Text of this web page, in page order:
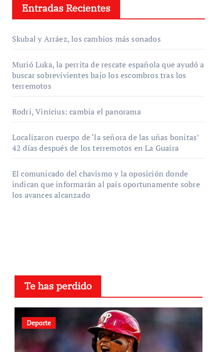
Entradas Recientes
Skubal y Arráez, los cambios más sonados
Murió Luka, la perrita de rescate española que ayudó a
buscar sobrevivientes bajo los escombros tras los
terremotos
Rodri, Vinícius: cambia el panorama
Localizaron cuerpo de ‘la señora de las uñas bonitas’
42 días después de los terremotos en La Guaira
El comunicado del chavismo y la oposición donde
indican que informarán al país oportunamente sobre
los avances alcanzado
Te has perdido
Deporte